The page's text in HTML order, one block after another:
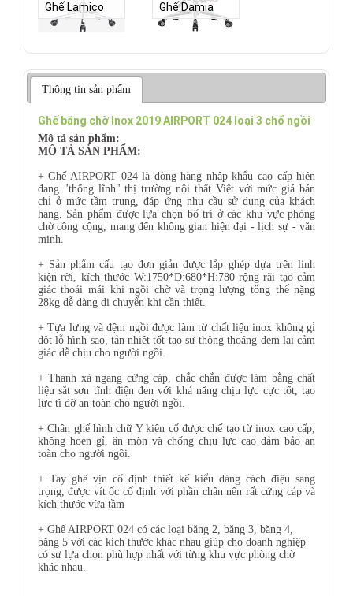
Ghế Lamico Ghế Damia
Thông tin sản phẩm
Ghế băng chờ Inox 2019 AIRPORT 024 loại 3 chổ ngồi
Mô tả sản phẩm:
MÔ TẢ SẢN PHẨM:
+ Ghế AIRPORT 024 là dòng hàng nhập khẩu cao cấp hiện
đang "thống lĩnh" thị trường nội thất Việt với mức giá bán
chỉ ở mức tầm trung, đáp ứng nhu cầu sử dụng của khách
hàng. Sản phẩm được lựa chọn bố trí ở các khu vực phòng
chờ công cộng, mang đến không gian hiện đại - lịch sự - văn
minh.
+ Sản phẩm cấu tạo đơn giản được lắp ghép dựa trên linh
kiện rời, kích thước W:1750*D:680*H:780 rộng rãi tạo cảm
giác thoải mái khi ngồi chờ và trọng lượng tổng thể nặng
28kg dễ dàng di chuyển khi cần thiết.
+ Tựa lưng và đệm ngồi được làm từ chất liệu inox không gỉ
đột lỗ hình sao, tản nhiệt tốt tạo sự thông thoáng đem lại cảm
giác dễ chịu cho người ngồi.
+ Thanh xà ngang cứng cáp, chắc chắn được làm bằng chất
liệu sắt sơn tĩnh điện đen với khả năng chịu lực cực tốt, tạo
lực tì đỡ an toàn cho người ngồi.
+ Chân ghế hình chữ Y kiên cố được chế tạo từ inox cao cấp,
không hoen gỉ, ăn mòn và chống chịu lực cao đảm bảo an
toàn cho người ngồi.
+ Tay ghế vịn cố định thiết kế kiểu dáng cách điệu sang
trọng, được vít ốc cố định với phần chân nên rất cứng cáp và
kích thước vừa tầm
+ Ghế AIRPORT 024có các loại băng 2, băng 3, băng 4,
băng 5 với các kích thước khác nhau giúp cho doanh nghiệp
có sự lựa chọn phù hợp nhất với từng khu vực phòng chờ
khác nhau.